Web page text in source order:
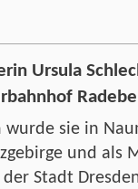
Ursula
wurde sie in
und als
Stadt